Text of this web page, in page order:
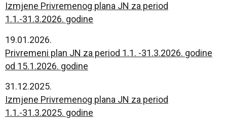
Izmjene Privremenog plana JN za period
1.1.-31.3.2026. godine
19.01.2026.
Privremeni plan JN za period 1.1. -31.3.2026. godine
od 15.1.2026. godine
31.12.2025.
Izmjene Privremenog plana JN za period
1.1.-31.3.2025. godine